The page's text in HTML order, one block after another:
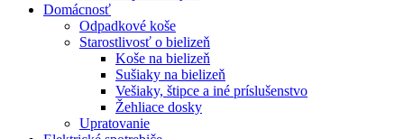
Domácnosť
Odpadkové koše
Starostlivosť o bielizeň
Koše na bielizeň
Sušiaky na bielizeň
Vešiaky, štipce a iné príslušenstvo
Žehliace dosky
Upratovanie